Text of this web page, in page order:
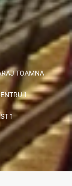
TOAMNA
1
1